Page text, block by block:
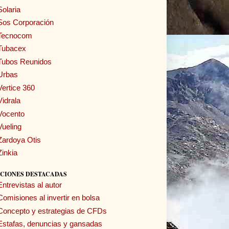
Corporación
Reunidos
360
Otis
DESTACADAS
al autor
al invertir en bolsa
y estrategias de CFDs
denuncias y gansadas